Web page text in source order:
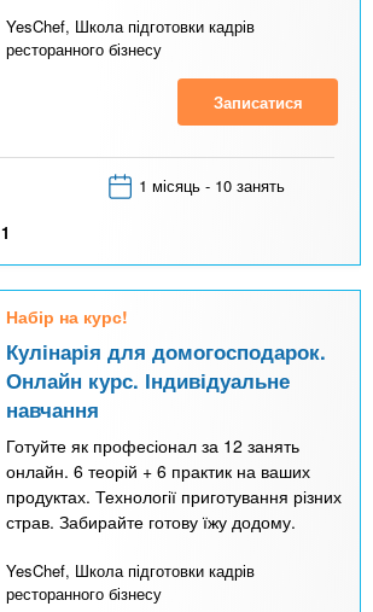
YesChef, Школа підготовки кадрів
ресторанного бізнесу
Записатися
1 місяць - 10 занять
1
Набір на курс!
Кулінарія для домогосподарок.
Онлайн курс. Індивідуальне
навчання
Готуйте як професіонал за 12 занять
онлайн. 6 теорій + 6 практик на ваших
продуктах. Технології приготування різних
страв. Забирайте готову їжу додому.
YesChef, Школа підготовки кадрів
ресторанного бізнесу